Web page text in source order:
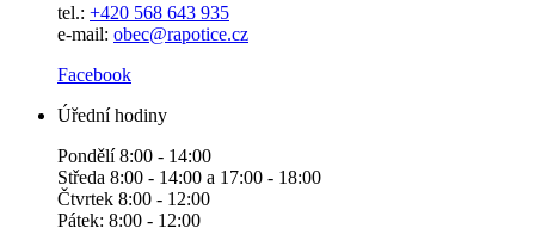
tel.: +420 568 643 935
e-mail: obec@rapotice.cz
Facebook
Úřední hodiny
Pondělí 8:00 - 14:00
Středa 8:00 - 14:00 a 17:00 - 18:00
Čtvrtek 8:00 - 12:00
Pátek: 8:00 - 12:00